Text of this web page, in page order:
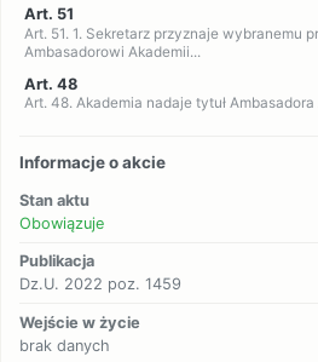
Art. 51
Art. 51. 1. Sekretarz przyznaje wybranemu
Ambasadorowi Akademii...
Art. 48
Art. 48. Akademia nadaje tytuł
Informacje o akcie
Stan aktu
Obowiązuje
Publikacja
Dz.U. 2022 poz. 1459
Wejście w życie
brak danych